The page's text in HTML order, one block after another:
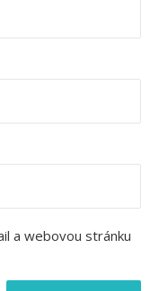
a webovou stránku